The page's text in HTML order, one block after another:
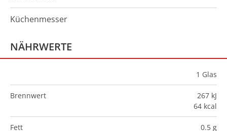
Küchenmesser
NÄHRWERTE
1 Glas
Brennwert
267 kJ
64 kcal
Fett
0.5 g